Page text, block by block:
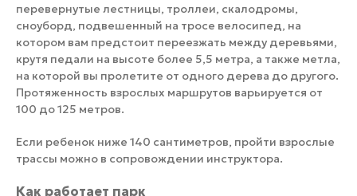
перевернутые лестницы, троллеи, скалодромы,
сноуборд, подвешенный на тросе велосипед, на
котором вам предстоит переезжать между деревьями,
крутя педали на высоте более 5,5 метра, а также метла,
на которой вы пролетите от одного дерева до другого.
Протяженность взрослых маршрутов варьируется от
100 до 125 метров.
Если ребенок ниже 140 сантиметров, пройти взрослые
трассы можно в сопровождении инструктора.
Как работает парк